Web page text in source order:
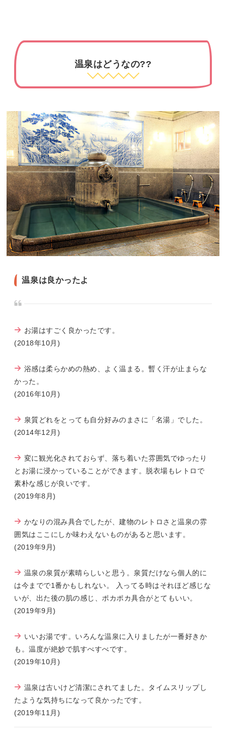
温泉はどうなの??
温泉は良かったよ
お湯はすごく良かったです。
(2018年10月)
浴感は柔らかめの熱め、よく温まる。暫く汗が止まらな
かった。
(2016年10月)
泉質どれをとっても自分好みのまさに「名湯」でした。
(2014年12月)
変に観光化されておらず、落ち着いた雰囲気でゆったり
とお湯に浸かっていることができます。脱衣場もレトロで
素朴な感じが良いです。
(2019年8月)
かなりの混み具合でしたが、建物のレトロさと温泉の雰
囲気はここにしか味わえないものがあると思います。
(2019年9月)
温泉の泉質が素晴らしいと思う。泉質だけなら個人的に
は今までで1番かもしれない。 入ってる時はそれほど感じな
いが、出た後の肌の感じ、ポカポカ具合がとてもいい。
(2019年9月)
いいお湯です。いろんな温泉に入りましたが一番好きか
も。温度が絶妙で肌すべすべです。
(2019年10月)
温泉は古いけど清潔にされてました。タイムスリップし
たような気持ちになって良かったです。
(2019年11月)